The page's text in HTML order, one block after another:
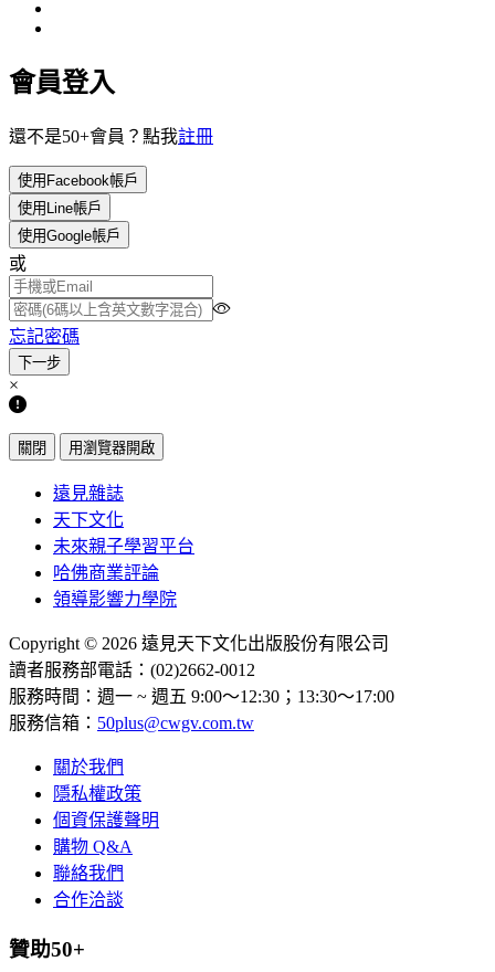
會員登入
還不是50+會員？點我註冊
使用Facebook帳戶
使用Line帳戶
使用Google帳戶
或
忘記密碼
×
關閉 用瀏覽器開啟
遠見雜誌
天下文化
未來親子學習平台
哈佛商業評論
領導影響力學院
Copyright © 2026 遠見天下文化出版股份有限公司
讀者服務部電話：(02)2662-0012
服務時間：週一 ~ 週五 9:00～12:30；13:30～17:00
服務信箱： 50plus@cwgv.com.tw
關於我們
隱私權政策
個資保護聲明
購物 Q&A
聯絡我們
合作洽談
贊助50+